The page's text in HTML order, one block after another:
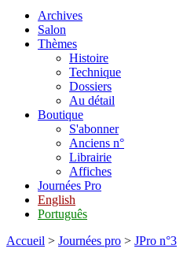
Archives
Salon
Thèmes
Histoire
Technique
Dossiers
Au détail
Boutique
S'abonner
Anciens n°
Librairie
Affiches
Journées Pro
English
Português
Accueil > Journées pro > JPro n°3